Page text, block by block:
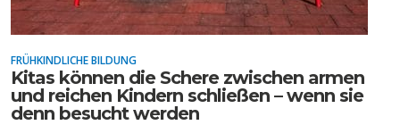
INDUSTRIEPOLITIK
ENERGIE & UMWELT
FRÜHKINDLICHE BILDUNG
Kitas können die Schere zwischen armen
und reichen Kindern schließen – wenn sie
denn besucht werden